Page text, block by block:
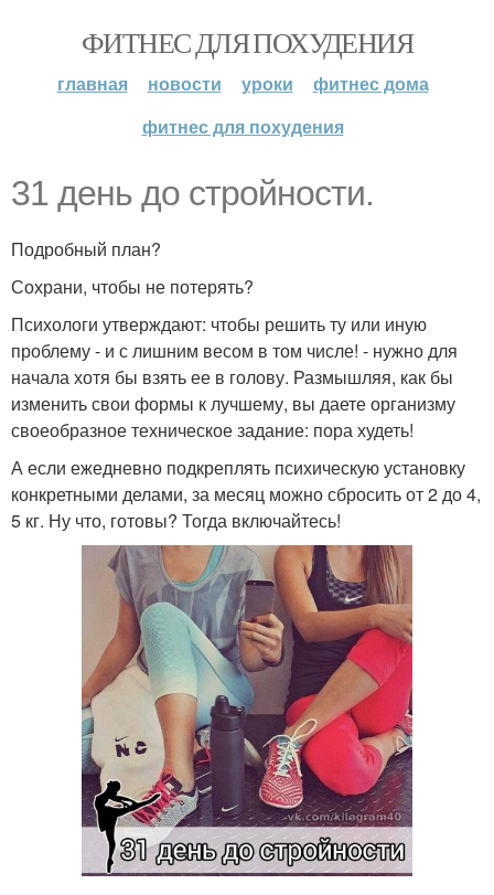
ФИТНЕС ДЛЯ ПОХУДЕНИЯ
главная новости уроки
фитнес дома
фитнес для похудения
31 день до стройности.
Подробный план?
Сохрани, чтобы не потерять?
Психологи утверждают: чтобы решить ту или иную
проблему - и с лишним весом в том числе! - нужно для
начала хотя бы взять ее в голову. Размышляя, как бы
изменить свои формы к лучшему, вы даете организму
своеобразное техническое задание: пора худеть!
А если ежедневно подкреплять психическую установку
конкретными делами, за месяц можно сбросить от 2 до 4,
5 кг. Ну что, готовы? Тогда включайтесь!